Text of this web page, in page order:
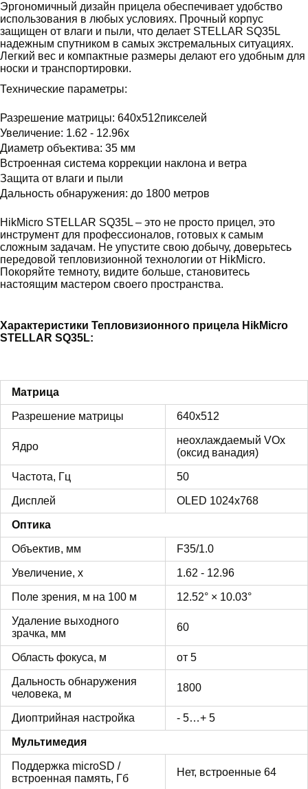
Эргономичный дизайн прицела обеспечивает удобство
использования в любых условиях. Прочный корпус
защищен от влаги и пыли, что делает STELLAR SQ35L
надежным спутником в самых экстремальных ситуациях.
Легкий вес и компактные размеры делают его удобным для
носки и транспортировки.
Технические параметры:
Разрешение матрицы: 640x512пикселей
Увеличение: 1.62 - 12.96x
Диаметр объектива: 35 мм
Встроенная система коррекции наклона и ветра
Защита от влаги и пыли
Дальность обнаружения: до 1800 метров
HikMicro STELLAR SQ35L – это не просто прицел, это
инструмент для профессионалов, готовых к самым
сложным задачам. Не упустите свою добычу, доверьтесь
передовой тепловизионной технологии от HikMicro.
Покоряйте темноту, видите больше, становитесь
настоящим мастером своего пространства.
Характеристики Тепловизионного прицела HikMicro
STELLAR SQ35L:
Матрица
Разрешение матрицы 640x512
Ядро
неохлаждаемый VOx
(оксид ванадия)
Частота, Гц 50
Дисплей OLED 1024х768
Оптика
Объектив, мм F35/1.0
Увеличение, х 1.62 - 12.96
Поле зрения, м на 100 м 12.52° × 10.03°
Удаление выходного
зрачка, мм
60
Область фокуса, м от 5
Дальность обнаружения
человека, м
1800
Диоптрийная настройка - 5…+ 5
Мультимедия
Поддержка microSD /
встроенная память, Гб
Нет, встроенные 64